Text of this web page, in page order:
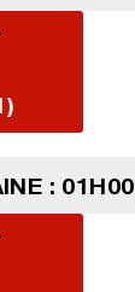
: 01H00